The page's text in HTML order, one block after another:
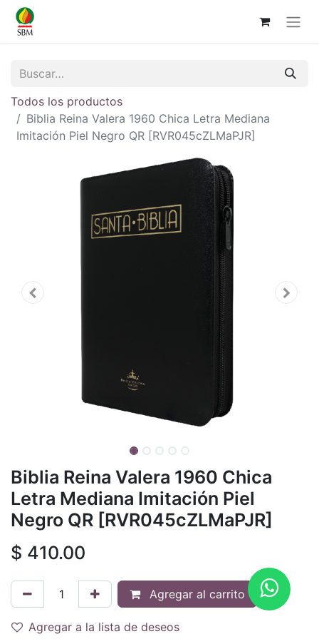
Todos los productos
Biblia Reina Valera 1960 Chica Letra Mediana
Imitación Piel Negro QR [RVR045cZLMaPJR]
Biblia Reina Valera 1960 Chica
Letra Mediana Imitación Piel
Negro QR [RVR045cZLMaPJR]
$ 410.00
Agregar al carrito
Agregar a la lista de deseos